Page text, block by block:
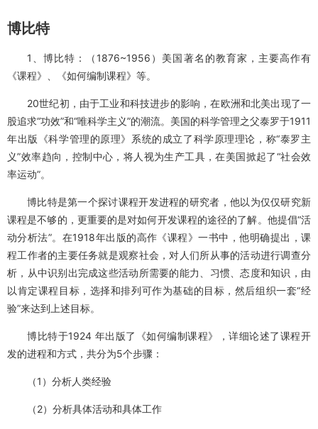
20世纪初开始的课程开发科学化运动，以实用主义哲学为指导思
想，并受行为主义心理学的影响，将目标作为课程开发的基础和核
心。一些教育家坚信，科学的思想方式和技术完全可以应用于课程研
究，主张从“功效”、“经济”的角度从头审定学校课程，并进而提出采用
查特斯、泰勒等。
博比特
1、博比特：（1876~1956）美国著名的教育家，主要高作有
《课程》、《如何编制课程》等。
20世纪初，由于工业和科技进步的影响，在欧洲和北美出现了一
股追求“功效”和“唯科学主义”的潮流。美国的科学管理之父泰罗于1911
年出版《科学管理的原理》系统的成立了科学原理理论，称“泰罗主
义”效率趋向，控制中心，将人视为生产工具，在美国掀起了“社会效
率运动”。
课程是不够的，更重要的是对如何开发课程的途径的了解。他提倡“活
动分析法”。在1918年出版的高作《课程》一书中，他明确提出，课
程工作者的主要任务就是观察社会，对人们所从事的活动进行调查分
以肯定课程目标，选择和排列可作为基础的目标，然后组织一套“经